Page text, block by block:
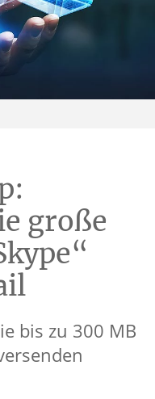
große
bis zu 300 MB